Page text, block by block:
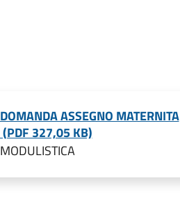
DOMANDA ASSEGNO MATERNITA
(PDF 327,05 KB)
MODULISTICA